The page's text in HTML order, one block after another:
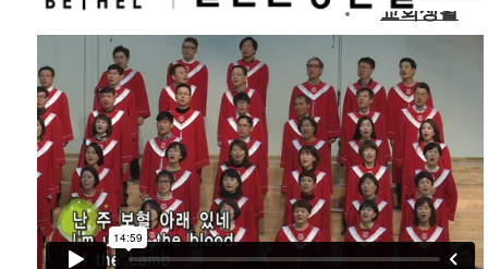
교회생활
교육/양육
공동체
벧엘스토리
새가족등록